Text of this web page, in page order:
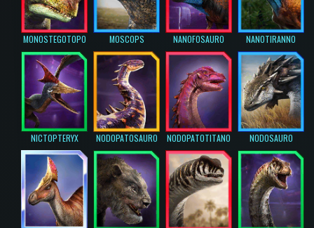
MONOSTEGOTOPO MOSCOPS NANOFOSAURO NANOTIRANNO
NICTOPTERYX NODOPATOSAURO NODOPATOTITANO NODOSAURO